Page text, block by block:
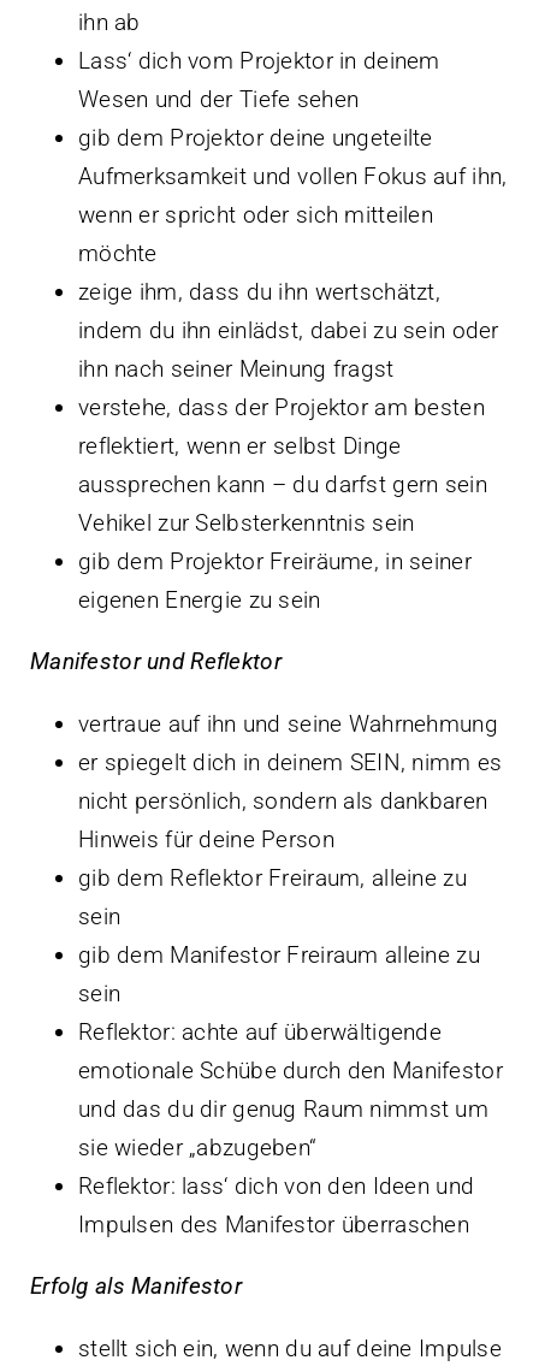
ihn ab
Lass‘ dich vom Projektor in deinem
Wesen und der Tiefe sehen
gib dem Projektor deine ungeteilte
Aufmerksamkeit und vollen Fokus auf ihn,
wenn er spricht oder sich mitteilen
möchte
zeige ihm, dass du ihn wertschätzt,
indem du ihn einlädst, dabei zu sein oder
ihn nach seiner Meinung fragst
verstehe, dass der Projektor am besten
reflektiert, wenn er selbst Dinge
aussprechen kann – du darfst gern sein
Vehikel zur Selbsterkenntnis sein
gib dem Projektor Freiräume, in seiner
eigenen Energie zu sein
Manifestor und Reflektor
vertraue auf ihn und seine Wahrnehmung
er spiegelt dich in deinem SEIN, nimm es
nicht persönlich, sondern als dankbaren
Hinweis für deine Person
gib dem Reflektor Freiraum, alleine zu
sein
gib dem Manifestor Freiraum alleine zu
sein
Reflektor: achte auf überwältigende
emotionale Schübe durch den Manifestor
und das du dir genug Raum nimmst um
sie wieder „abzugeben“
Reflektor: lass‘ dich von den Ideen und
Impulsen des Manifestor überraschen
Erfolg als Manifestor
stellt sich ein, wenn du auf deine Impulse